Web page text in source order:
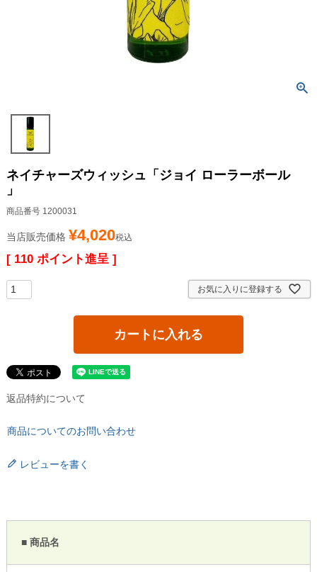
ネイチャーズウィッシュ「ジョイ ローラーボール
」
商品番号 1200031
当店販売価格 ¥4,020税込
[ 110 ポイント進呈 ]
お気に入りに登録する
カートに入れる
返品特約について
商品についてのお問い合わせ
レビューを書く
■ 商品名